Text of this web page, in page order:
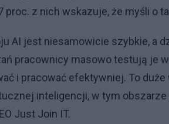
proc. z nich wskazuje, że myśli o
AI jest niesamowicie szybkie, a
pracownicy masowo testują je
i pracować efektywniej. To
inteligencji, w tym
Just Join IT.